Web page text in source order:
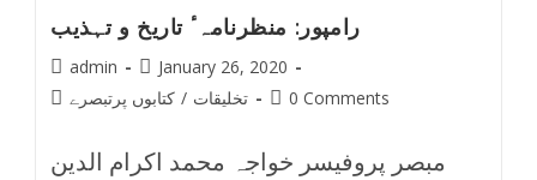
رامپور: منظرنامہٴ تاریخ و تہذیب
admin
January 26, 2020
تخلیقات / کتابوں پرتبصرے 0 Comments
مبصر پروفیسر خواجہ محمد اکرام الدین